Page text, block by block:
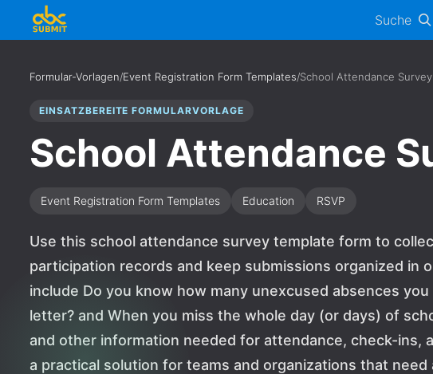
Suche
Formular-Vorlagen/Event Registration Form Templates/School Attendance Survey
EINSATZBEREITE FORMULARVORLAGE
School Attendance
Event Registration Form Templates Education RSVP
Use this school attendance survey template form to
participation records and keep submissions organized in
include Do you know how many unexcused absences
letter? and When you miss the whole day (or days) of
and other information needed for attendance, check-ins,
a practical solution for teams and organizations that